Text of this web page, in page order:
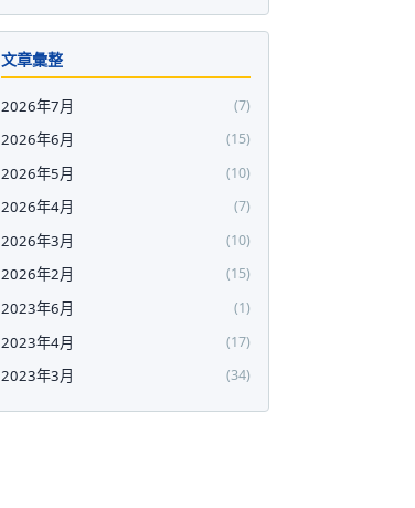
文章彙整
2026年7月 (7)
2026年6月 (15)
2026年5月 (10)
2026年4月 (7)
2026年3月 (10)
2026年2月 (15)
2023年6月 (1)
2023年4月 (17)
2023年3月 (34)